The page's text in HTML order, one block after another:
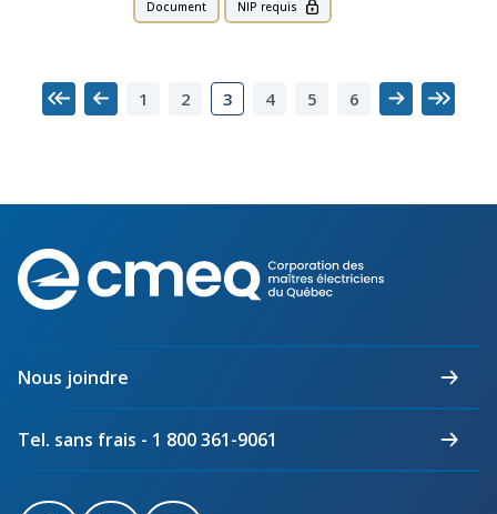
Document NIP requis
PremierPrécédent
1 2 3 4 5 6 SuivantDernier
des
électriciens
Nous joindre
Tel. sans frais - 1 800 361-9061